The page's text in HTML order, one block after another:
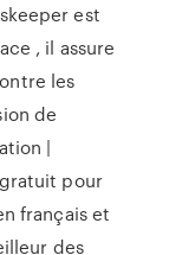
est
, il assure
les
de
|
pour
français et
des